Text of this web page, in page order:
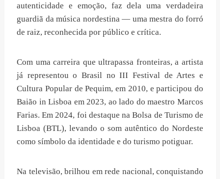
autenticidade e emoção, faz dela uma verdadeira
guardiã da música nordestina — uma mestra do forró
de raiz, reconhecida por público e crítica.
Com uma carreira que ultrapassa fronteiras, a artista
já representou o Brasil no III Festival de Artes e
Cultura Popular de Pequim, em 2010, e participou do
Baião in Lisboa em 2023, ao lado do maestro Marcos
Farias. Em 2024, foi destaque na Bolsa de Turismo de
Lisboa (BTL), levando o som autêntico do Nordeste
como símbolo da identidade e do turismo potiguar.
Na televisão, brilhou em rede nacional, conquistando